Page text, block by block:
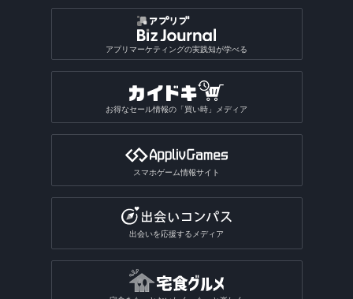
アプリマーケティングの実践知が学べる
お得なセール情報の「買い時」メディア
スマホゲーム情報サイト
出会いを応援するメディア